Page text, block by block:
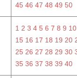
45 46 47 48 49 50
1 2 3 4 5 6 7 8 9 10
15 16 17 18 19 20
25 26 27 28 29 30
35 36 37 38 39 40